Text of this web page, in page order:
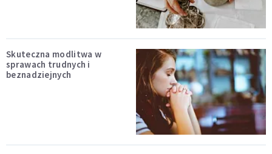
Skuteczna modlitwa w
sprawach trudnych i
beznadziejnych